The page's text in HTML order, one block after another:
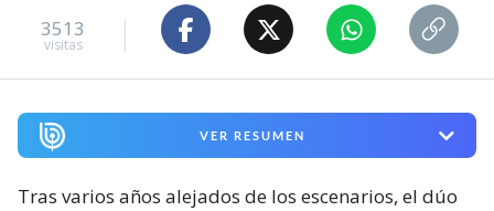
3513
visitas
VER RESUMEN
Tras varios años alejados de los escenarios, el dúo